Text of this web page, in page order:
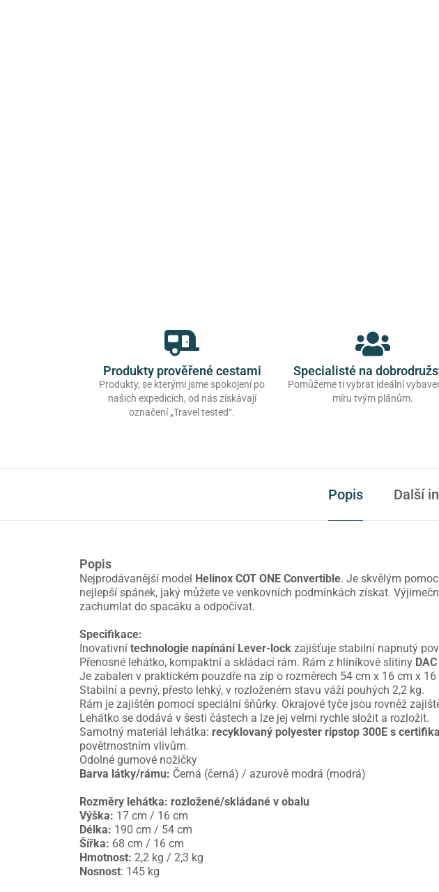
Produkty prověřené cestami
Produkty, se kterými jsme spokojení po
našich expedicích, od nás získávají
označení „Travel tested“.
Specialisté na
Pomůžeme ti vybrat ideální
míru tvým plánům.
Popis Další
Popis
Nejprodávanější model Helinox COT ONE Convertible. Je skvělým
nejlepší spánek, jaký můžete ve venkovních podmínkách získat.
zachumlat do spacáku a odpočívat.
Specifikace:
Inovativní technologie napínání Lever-lock zajišťuje stabilní napnutý
Přenosné lehátko, kompaktní a skládací rám. Rám z hliníkové slitiny
Je zabalen v praktickém pouzdře na zip o rozměrech 54 cm x 16 cm x 16
Stabilní a pevný, přesto lehký, v rozloženém stavu váží pouhých 2,2 kg.
Rám je zajištěn pomocí speciální šňůrky. Okrajové tyče jsou rovněž
Lehátko se dodává v šesti částech a lze jej velmi rychle složit a rozložit.
Samotný materiál lehátka: recyklovaný polyester ripstop 300E s
povětrnostním vlivům.
Odolné gumové nožičky
Barva látky/rámu: Černá (černá) / azurově modrá (modrá)
Rozměry lehátka: rozložené/skládané v obalu
Výška: 17 cm / 16 cm
Délka: 190 cm / 54 cm
Šířka: 68 cm / 16 cm
Hmotnost: 2,2 kg / 2,3 kg
Nosnost: 145 kg